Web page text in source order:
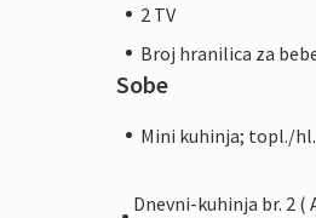
2 TV
Broj hranilica za
Sobe
Mini kuhinja; topl./
Dnevni-kuhinja br. 2 (